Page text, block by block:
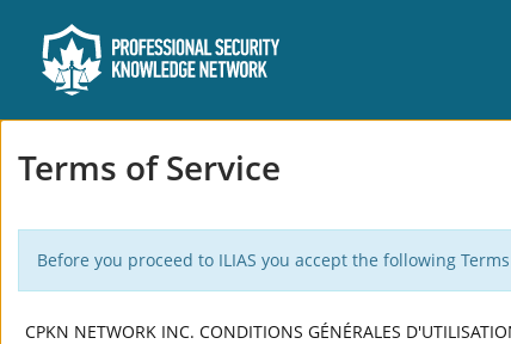
Terms of Service
Before you proceed to ILIAS you accept the following
CPKN NETWORK INC. CONDITIONS GÉNÉRALES